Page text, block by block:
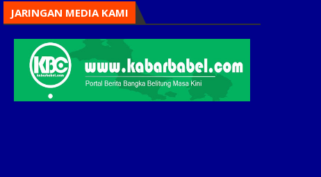
JARINGAN MEDIA KAMI